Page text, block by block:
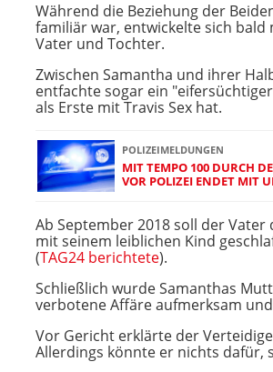
Während die Beziehung der
familiär war, entwickelte sich bald
Vater und Tochter.
Zwischen Samantha und ihrer
entfachte sogar ein
als Erste mit Travis Sex hat.
POLIZEIMELDUNGEN
MIT TEMPO 100 DURCH
VOR POLIZEI ENDET MIT
Ab September 2018 soll der Vater
mit seinem leiblichen Kind
(TAG24 berichtete).
Schließlich wurde Samanthas
verbotene Affäre aufmerksam
Vor Gericht erklärte der
Allerdings könnte er nichts dafür,